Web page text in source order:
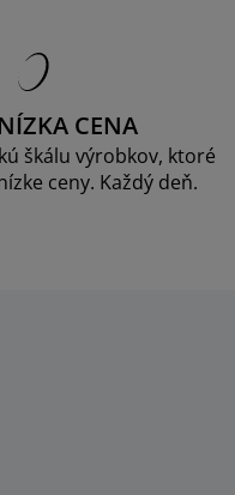
CENA
škálu výrobkov, ktoré
ceny. Každý deň.